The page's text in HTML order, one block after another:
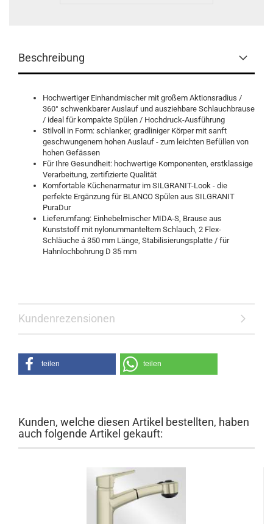
Beschreibung
Hochwertiger Einhandmischer mit großem Aktionsradius /
360° schwenkbarer Auslauf und ausziehbare Schlauchbrause
/ ideal für kompakte Spülen / Hochdruck-Ausführung
Stilvoll in Form: schlanker, gradliniger Körper mit sanft
geschwungenem hohen Auslauf - zum leichten Befüllen von
hohen Gefässen
Für Ihre Gesundheit: hochwertige Komponenten, erstklassige
Verarbeitung, zertifizierte Qualität
Komfortable Küchenarmatur im SILGRANIT-Look - die
perfekte Ergänzung für BLANCO Spülen aus SILGRANIT
PuraDur
Lieferumfang: Einhebelmischer MIDA-S, Brause aus
Kunststoff mit nylonummanteltem Schlauch, 2 Flex-
Schläuche á 350 mm Länge, Stabilisierungsplatte / für
Hahnlochbohrung D 35 mm
Kundenrezensionen
teilen teilen
Kunden, welche diesen Artikel bestellten, haben
auch folgende Artikel gekauft: